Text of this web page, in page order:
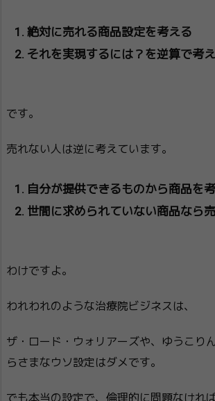
絶対に売れる商品設定を考える
それを実現するには？を逆算で考
です。
売れない人は逆に考えています。
自分が提供できるものから商品を
世間に求められていない商品なら
わけですよ。
われわれのような治療院ビジネスは、
ザ・ロード・ウォリアーズや、ゆうこり
らさまなウソ設定はダメです。
でも本当の設定で、倫理的に問題なけれ